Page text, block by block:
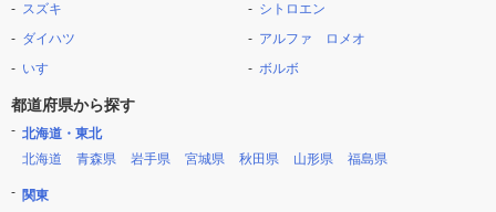
スズキ
ダイハツ
いすゞ
シトロエン
アルファ ロメオ
ボルボ
都道府県から探す
北海道・東北
北海道
青森県 岩手県 宮城県 秋田県 山形県 福島県
関東